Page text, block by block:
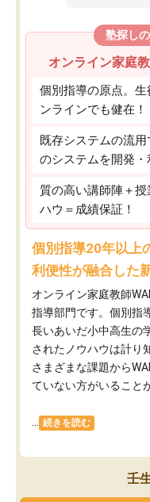
塾探し
オンライン家庭
個別指導の原点。
ンラインでも健在！
既存システムの流
のシステムを開発・
質の高い講師陣＋
ハウ＝成績保証！
個別指導20年以上
利便性が融合した
オンライン家庭教師
指導部門です。個別指
長いあいだ小中高生の
されたノウハウは計り
さまざまな課題から
ていない方がいること
続きを読む
壬